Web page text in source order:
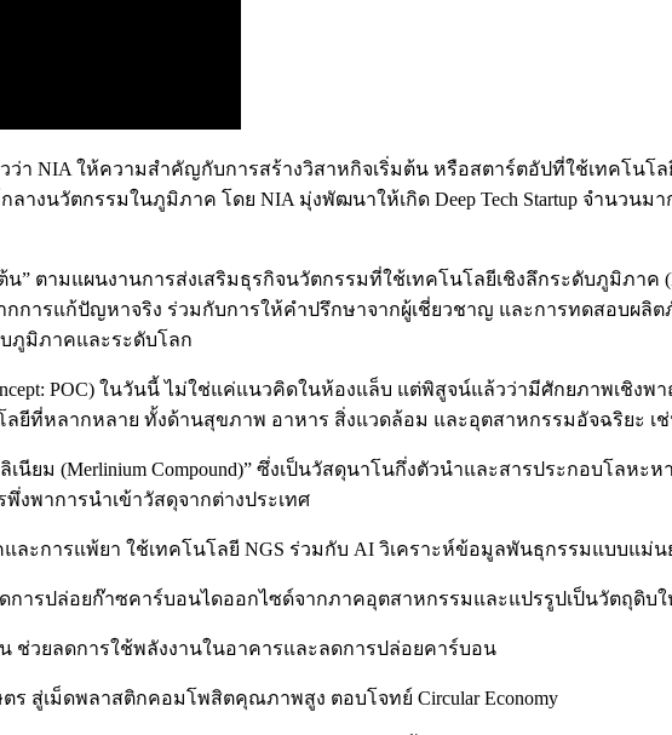
NIA ให้ความสำคัญกับการสร้างวิสาหกิจเริ่มต้น หรือสตาร์ตอัปที่ใช้เทคโนโลยีเ
างนวัตกรรมในภูมิภาค โดย NIA มุ่งพัฒนาให้เกิด Deep Tech Startup จำนวน
” ตามแผนงานการส่งเสริมธุรกิจนวัตกรรมที่ใช้เทคโนโลยีเชิงลึกระดับภูมิภาค
การแก้ปัญหาจริง ร่วมกับการให้คำปรึกษาจากผู้เชี่ยวชาญ และการทดสอบผลิ
ภูมิภาคและระดับโลก
POC) ในวันนี้ ไม่ใช่แค่แนวคิดในห้องแล็บ แต่พิสูจน์แล้วว่ามีศักยภาพเชิงพา
ลยีที่หลากหลาย ทั้งด้านสุขภาพ อาหาร สิ่งแวดล้อม และอุตสาหกรรมอัจฉริยะ เ
ม (Merlinium Compound)” ซึ่งเป็นวัสดุนาโนกึ่งตัวนำและสารประกอบโลหะหา
งพาการนำเข้าวัสดุจากต่างประเทศ
ละการแพ้ยา ใช้เทคโนโลยี NGS ร่วมกับ AI วิเคราะห์ข้อมูลพันธุกรรมแบบแม่น
ลดการปล่อยก๊าซคาร์บอนไดออกไซด์จากภาคอุตสาหกรรมและแปรรูปเป็นวัตถุดิบ
ช่วยลดการใช้พลังงานในอาคารและลดการปล่อยคาร์บอน
ร สู่เม็ดพลาสติกคอมโพสิตคุณภาพสูง ตอบโจทย์ Circular Economy